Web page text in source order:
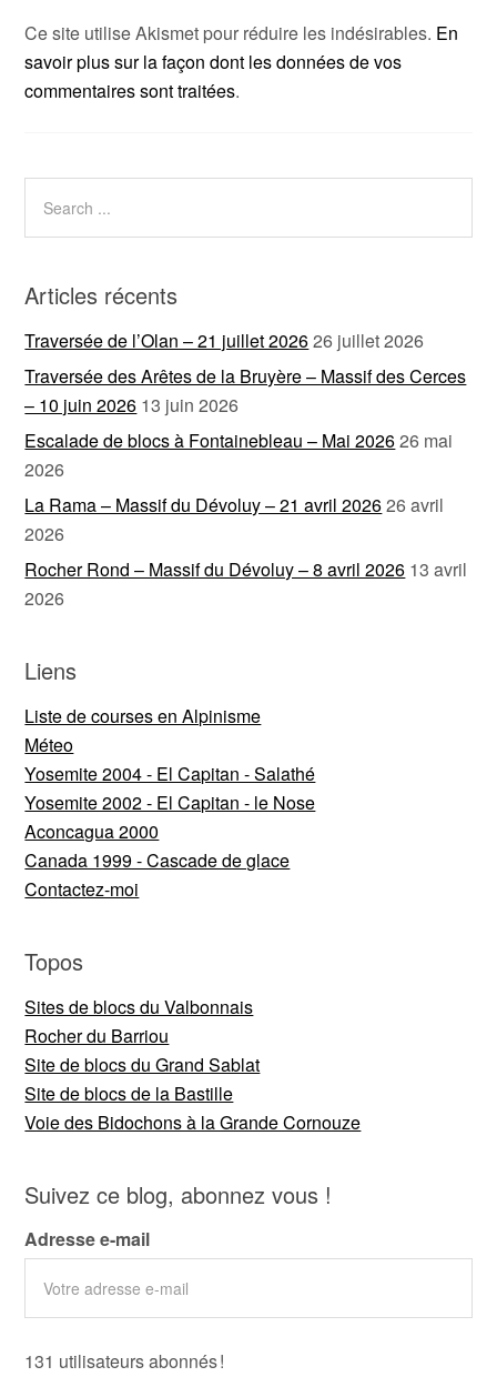
Ce site utilise Akismet pour réduire les indésirables. En
savoir plus sur la façon dont les données de vos
commentaires sont traitées.
Articles récents
Traversée de l’Olan – 21 juillet 202626 juillet 2026
Traversée des Arêtes de la Bruyère – Massif des Cerces
– 10 juin 2026 13 juin 2026
Escalade de blocs à Fontainebleau – Mai 202626 mai
2026
La Rama – Massif du Dévoluy – 21 avril 202626 avril
2026
Rocher Rond – Massif du Dévoluy – 8 avril 2026 13 avril
2026
Liens
Liste de courses en Alpinisme
Méteo
Yosemite 2004 - El Capitan - Salathé
Yosemite 2002 - El Capitan - le Nose
Aconcagua 2000
Canada 1999 - Cascade de glace
Contactez-moi
Topos
Sites de blocs du Valbonnais
Rocher du Barriou
Site de blocs du Grand Sablat
Site de blocs de la Bastille
Voie des Bidochons à la Grande Cornouze
Suivez ce blog, abonnez vous !
Adresse e-mail
131 utilisateurs abonnés !